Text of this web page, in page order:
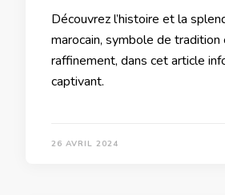
Découvrez l’histoire et la
marocain, symbole de tradition
raffinement, dans cet article
captivant.
26 AVRIL 2024